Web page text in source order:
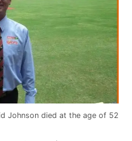
Johnson died at the age of 52